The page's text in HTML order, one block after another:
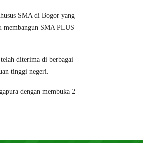
SMA di Bogor yang
membangun SMA PLUS
diterima di berbagai
tinggi negeri.
dengan membuka 2